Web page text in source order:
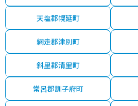
天塩郡幌延町
網走郡津別町
斜里郡清里町
常呂郡訓子府町